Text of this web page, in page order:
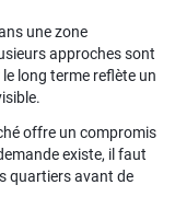
une zone
approches sont
long terme reflète un
offre un compromis
existe, il faut
quartiers avant de